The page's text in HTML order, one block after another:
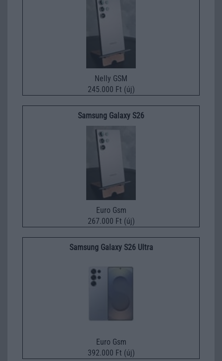
Nelly GSM
245.000 Ft (új)
Samsung Galaxy S26
Euro Gsm
267.000 Ft (új)
Samsung Galaxy S26 Ultra
Euro Gsm
392.000 Ft (új)